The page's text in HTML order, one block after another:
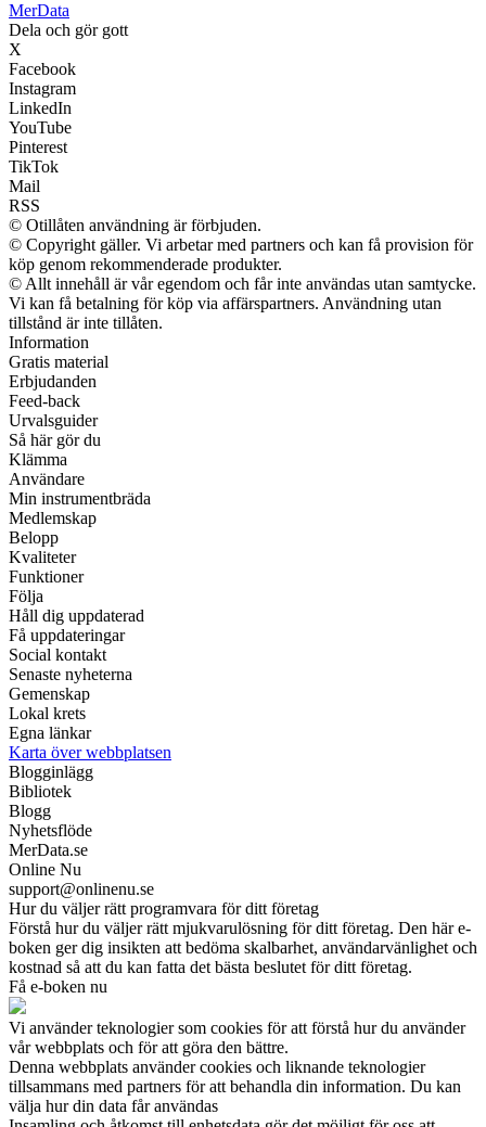
MerData
Dela och gör gott
X
Facebook
Instagram
LinkedIn
YouTube
Pinterest
TikTok
Mail
RSS
© Otillåten användning är förbjuden.
© Copyright gäller. Vi arbetar med partners och kan få provision för
köp genom rekommenderade produkter.
© Allt innehåll är vår egendom och får inte användas utan samtycke.
Vi kan få betalning för köp via affärspartners. Användning utan
tillstånd är inte tillåten.
Information
Gratis material
Erbjudanden
Feed-back
Urvalsguider
Så här gör du
Klämma
Användare
Min instrumentbräda
Medlemskap
Belopp
Kvaliteter
Funktioner
Följa
Håll dig uppdaterad
Få uppdateringar
Social kontakt
Senaste nyheterna
Gemenskap
Lokal krets
Egna länkar
Karta över webbplatsen
Blogginlägg
Bibliotek
Blogg
Nyhetsflöde
MerData.se
Online Nu
support@onlinenu.se
Hur du väljer rätt programvara för ditt företag
Förstå hur du väljer rätt mjukvarulösning för ditt företag. Den här e-
boken ger dig insikten att bedöma skalbarhet, användarvänlighet och
kostnad så att du kan fatta det bästa beslutet för ditt företag.
Få e-boken nu
Vi använder teknologier som cookies för att förstå hur du använder
vår webbplats och för att göra den bättre.
Denna webbplats använder cookies och liknande teknologier
tillsammans med partners för att behandla din information. Du kan
välja hur din data får användas